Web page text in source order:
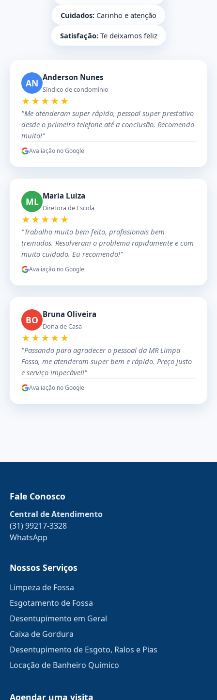
Cuidados: Carinho e atenção
Satisfação:Te deixamos feliz
AN Anderson Nunes
Síndico de condomínio
★★★★★
"Me atenderam super rápido, pessoal super prestativo
desde o primeiro telefone até a conclusão. Recomendo
muito!"
Avaliação no Google
ML Maria Luiza
Diretora de Escola
★★★★★
"Trabalho muito bem feito, profissionais bem
treinados. Resolveram o problema rapidamente e com
muito cuidado. Eu recomendo!"
Avaliação no Google
BO Bruna Oliveira
Dona de Casa
★★★★★
"Passando para agradecer o pessoal da MR Limpa
Fossa, me atenderam super bem e rápido. Preço justo
e serviço impecável!"
Avaliação no Google
Fale Conosco
Central de Atendimento
(31) 99217-3328
WhatsApp
Nossos Serviços
Limpeza de Fossa
Esgotamento de Fossa
Desentupimento em Geral
Caixa de Gordura
Desentupimento de Esgoto, Ralos e Pias
Locação de Banheiro Químico
Agendar uma visita